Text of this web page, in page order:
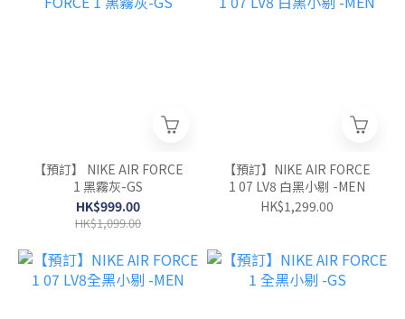
【預訂】 NIKE AIR FORCE
1 黑霧灰-GS
HK$999.00
HK$1,099.00
【預訂】NIKE AIR FORCE
1 07 LV8 白黑小剔 -MEN
HK$1,299.00